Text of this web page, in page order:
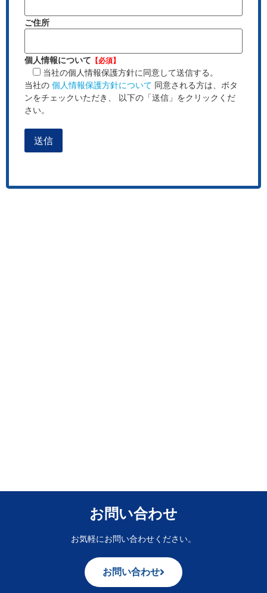
ご住所
個人情報について 【必須】
当社の個人情報保護方針に同意して送信する。
当社の 個人情報保護方針について 同意される方は、ボタ
ンをチェックいただき、 以下の「送信」をクリックくだ
さい。
お問い合わせ
お気軽にお問い合わせください。
お問い合わせ